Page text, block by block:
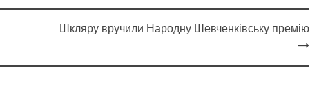
Шкляру вручили Народну Шевченківську премію